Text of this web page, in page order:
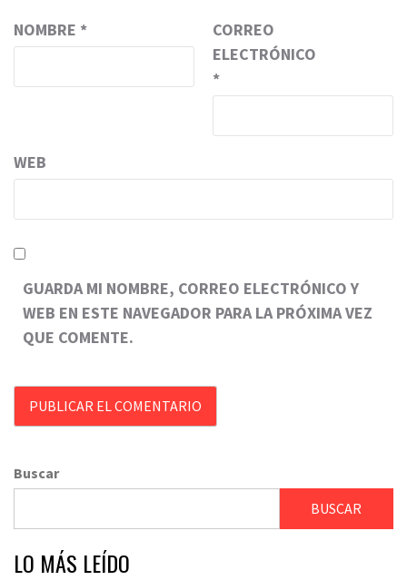
NOMBRE *
CORREO
ELECTRÓNICO
*
WEB
GUARDA MI NOMBRE, CORREO ELECTRÓNICO Y
WEB EN ESTE NAVEGADOR PARA LA PRÓXIMA VEZ
QUE COMENTE.
Buscar
BUSCAR
LO MÁS LEÍDO